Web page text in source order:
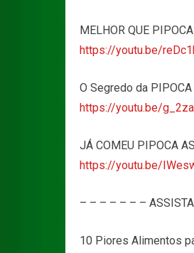
MELHOR QUE
https://youtu.be/
O Segredo da
https://youtu.be/
JÁ COMEU PIPOCA
https://youtu.be/
– – – – – – –
10 Piores Alimentos